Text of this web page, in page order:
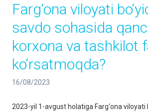
Farg‘ona viloyati
savdo sohasida
korxona va tashkilot
ko‘rsatmoqda?
16/08/2023
2023-yil 1-avgust holatiga Farg‘ona viloyati